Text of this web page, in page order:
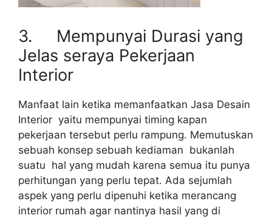
3. Mempunyai Durasi yang
Jelas seraya Pekerjaan
Interior
Manfaat lain ketika memanfaatkan Jasa Desain
Interior yaitu mempunyai timing kapan
pekerjaan tersebut perlu rampung. Memutuskan
sebuah konsep sebuah kediaman bukanlah
suatu hal yang mudah karena semua itu punya
perhitungan yang perlu tepat. Ada sejumlah
aspek yang perlu dipenuhi ketika merancang
interior rumah agar nantinya hasil yang di